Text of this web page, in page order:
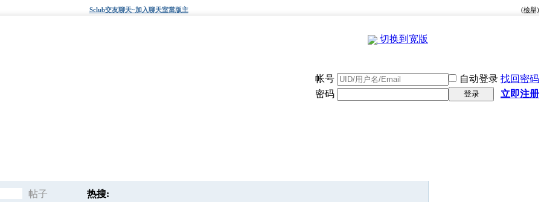
Sclub交友聊天~加入聊天室當版主 (檢舉)
切换到宽版
帐号 自动登录 找回密码
密码
登录 立即注册
帖子 热搜: